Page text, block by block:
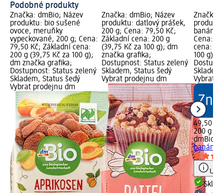
Podobné produkty
Značka: dmBio; Název
produktu: bio sušené
ovoce, meruňky
vypeckované, 200 g; Cena:
79,50 Kč; Základní cena:
200 g (39,75 Kč za 100 g);
dm značka grafika;
Dostupnost: Status zelený
Skladem, Status šedý
Vybrat prodejnu dm
Značka: dmBio; Název
produktu: datlový prášek,
200 g; Cena: 79,50 Kč;
Základní cena: 200 g
(39,75 Kč za 100 g); dm
značka grafika;
Dostupnost: Status zelený
Skladem, Status šedý
Vybrat prodejnu dm
Značka:
Cena:
cena:
100 g);
Vybrat
49,50 Kč
200 g
dmBio